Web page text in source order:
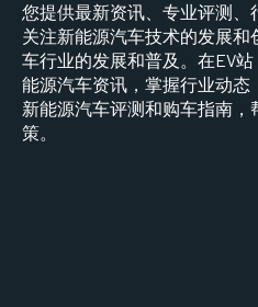
您提供最新资讯、专业评测
关注新能源汽车技术的发展
车行业的发展和普及。在EV
能源汽车资讯，掌握行业动
新能源汽车评测和购车指南
策。